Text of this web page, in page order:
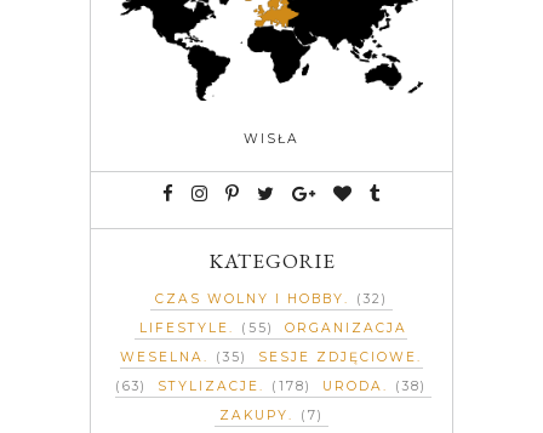
WISŁA
KATEGORIE
CZAS WOLNY I HOBBY
(32)
LIFESTYLE
(55)
ORGANIZACJA
WESELNA
(35)
SESJE ZDJĘCIOWE
(63)
STYLIZACJE (178) URODA
(38)
ZAKUPY
(7)